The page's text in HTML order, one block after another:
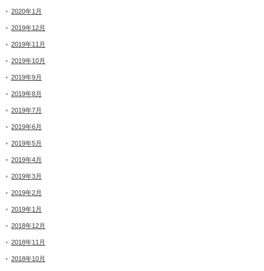
2020年1月
2019年12月
2019年11月
2019年10月
2019年9月
2019年8月
2019年7月
2019年6月
2019年5月
2019年4月
2019年3月
2019年2月
2019年1月
2018年12月
2018年11月
2018年10月